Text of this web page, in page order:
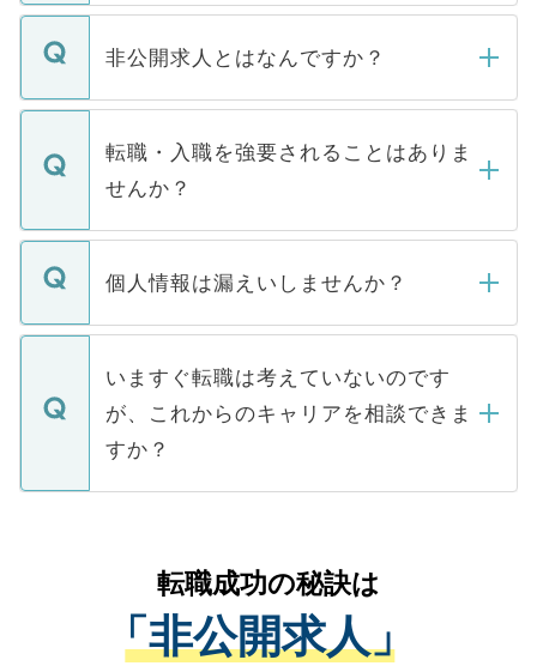
ご登録いただきましたら、弊社担当者がご
登録内容を確認し、その後メールもしくは
ます。通常、5営業日以内にはご連絡をせて
いただきますので、しばらくお待ちくださ
非公開求人とはなんですか？
マイナビDOCTORで取り扱っている求人の
うち約3割は、Webサイトからご覧いただ
けない「非公開求人」です。非公開求人は
下記の理由によって、一般には公開してい
ません。
■応募殺到を避けるため 人気のある医療機
関を公にしてしまうと、応募が殺到する場
に、医療機関が求める条件に合った人材の
みを人材紹介会社に依頼するケースが増え
ています。
転職・入職を強要されることはありま
せんか？
転職・入職を強要することは一切ありませ
ん。また、仮に応募先から内定をいただい
定を承諾する必要はありません。内定先へ
の辞退の連絡はキャリアパートナーが行い
個人情報は漏えいしませんか？
個人情報が漏えいすることはありませんの
で、ご安心ください。当サイトからの登録
などで収集したご登録者様の個人情報は、
ご本人のキャリアアップおよび転職活動の
支援を目的に使用いたします。お預かりし
ているすべての個人データはご本人の許可
は、個人情報の取り扱いについての厳密な
管理基準を満たした事業者のみに付与され
る、プライバシーマークを取得済みです。
いますぐ転職は考えていないのです
が、これからのキャリアを相談できま
すか？
かがいして、現在の医療機関の状況や紹介
経験をまじえながら、適切なアドバイスを
させていただきます。すぐにご転職をされ
ない方には、長期的なサポートが可能です
転職成功の秘訣は
「非公開求人」